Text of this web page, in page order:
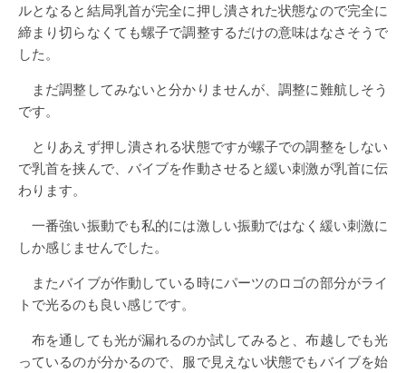
ルとなると結局乳首が完全に押し潰された状態なので完全に
締まり切らなくても螺子で調整するだけの意味はなさそうで
した。
まだ調整してみないと分かりませんが、調整に難航しそう
です。
とりあえず押し潰される状態ですが螺子での調整をしない
で乳首を挟んで、バイブを作動させると緩い刺激が乳首に伝
わります。
一番強い振動でも私的には激しい振動ではなく緩い刺激に
しか感じませんでした。
またバイブが作動している時にパーツのロゴの部分がライ
トで光るのも良い感じです。
布を通しても光が漏れるのか試してみると、布越しでも光
っているのが分かるので、服で見えない状態でもバイブを始